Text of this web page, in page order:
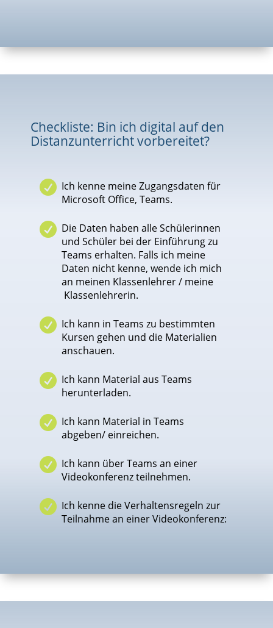
Checkliste: Bin ich digital auf den
Distanzunterricht vorbereitet?
 Ich kenne meine Zugangsdaten für
Microsoft Office, Teams.
 Die Daten haben alle Schülerinnen
und Schüler bei der Einführung zu
Teams erhalten. Falls ich meine
Daten nicht kenne, wende ich mich
an meinen Klassenlehrer / meine
Klassenlehrerin.
 Ich kann in Teams zu bestimmten
Kursen gehen und die Materialien
anschauen.
 Ich kann Material aus Teams
herunterladen.
 Ich kann Material in Teams
abgeben/ einreichen.
 Ich kann über Teams an einer
Videokonferenz teilnehmen.
 Ich kenne die Verhaltensregeln zur
Teilnahme an einer Videokonferenz: